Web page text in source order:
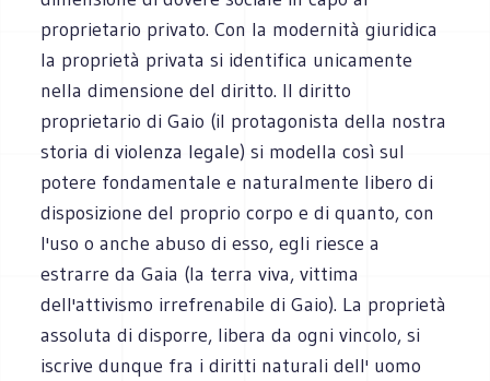
proprietario privato. Con la modernità giuridica
la proprietà privata si identifica unicamente
nella dimensione del diritto. Il diritto
proprietario di Gaio (il protagonista della nostra
storia di violenza legale) si modella così sul
potere fondamentale e naturalmente libero di
disposizione del proprio corpo e di quanto, con
l'uso o anche abuso di esso, egli riesce a
estrarre da Gaia (la terra viva, vittima
dell'attivismo irrefrenabile di Gaio). La proprietà
assoluta di disporre, libera da ogni vincolo, si
iscrive dunque fra i diritti naturali dell' uomo